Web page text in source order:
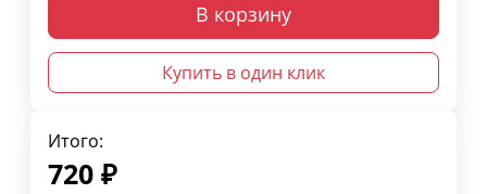
В корзину
Купить в один клик
Итого:
720 ₽